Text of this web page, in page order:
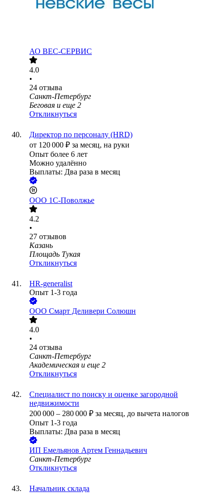
АО ВЕС-СЕРВИС
4.0
•
24 отзыва
Санкт-Петербург
Беговая и еще 2
Откликнуться
Директор по персоналу (HRD)
от 120 000 ₽ за месяц, на руки
Опыт более 6 лет
Можно удалённо
Выплаты: Два раза в месяц
ООО 1С-Поволжье
4.2
•
27 отзывов
Казань
Площадь Тукая
Откликнуться
HR-generalist
Опыт 1-3 года
ООО Смарт Деливери Солюшн
4.0
•
24 отзыва
Санкт-Петербург
Академическая и еще 2
Откликнуться
Специалист по поиску и оценке загородной
недвижимости
200 000 – 280 000 ₽ за месяц, до вычета налогов
Опыт 1-3 года
Выплаты: Два раза в месяц
ИП Емельянов Артем Геннадьевич
Санкт-Петербург
Откликнуться
Начальник склада